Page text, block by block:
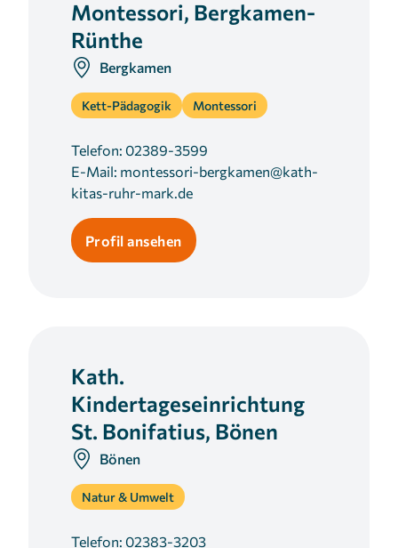
Montessori, Bergkamen-
Rünthe
Bergkamen
Kett-Pädagogik Montessori
Telefon: 02389-3599
E-Mail: montessori-bergkamen@kath-
kitas-ruhr-mark.de
Profil ansehen
Kath.
Kindertageseinrichtung
St. Bonifatius, Bönen
Bönen
Natur & Umwelt
Telefon: 02383-3203